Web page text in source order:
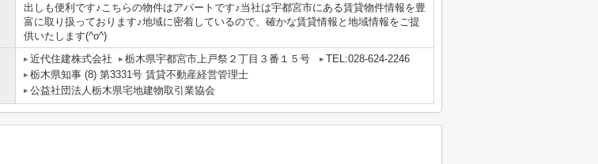
出しも便利です♪こちらの物件はアパートです♪当社は宇都宮市にある賃貸物件情報を豊
富に取り扱っております♪地域に密着しているので、確かな賃貸情報と地域情報をご提
供いたします(^o^)
近代住建株式会社 栃木県宇都宮市上戸祭２丁目３番１５号
TEL:028-624-2246
栃木県知事 (8) 第3331号 賃貸不動産経営管理士
公益社団法人栃木県宅地建物取引業協会